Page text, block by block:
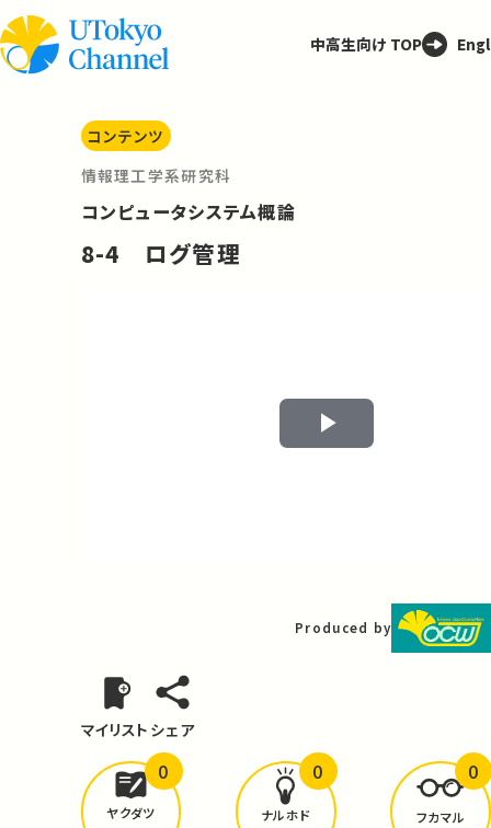
中高生向け TOP
コンテンツ
情報理工学系研究科
コンピュータシステム概論
8-4 ログ管理
Play
Produced by
マイリスト シェア
どんな学びがありましたか？
ヤクダツ
0
ナルホド
0
フカマル
0